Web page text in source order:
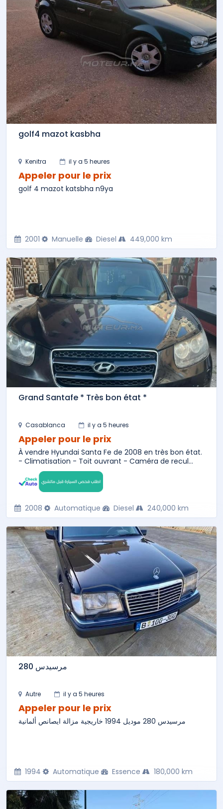
golf4 mazot kasbha
Kenitra il y a 5 heures
Appeler pour le prix
golf 4 mazot katsbha n9ya
2001 Manuelle Diesel 449,000 km
Grand Santafe * Très bon état *
Casablanca il y a 5 heures
Appeler pour le prix
À vendre Hyundai Santa Fe de 2008 en très bon état.
- Climatisation - Toit ouvrant - Caméra de recul...
2008 Automatique Diesel 240,000 km
مرسيدس 280
Autre il y a 5 heures
Appeler pour le prix
مرسيدس 280 موديل 1994 خاريجية مزالة ايصانص ألمانية
1994 Automatique Essence 180,000 km